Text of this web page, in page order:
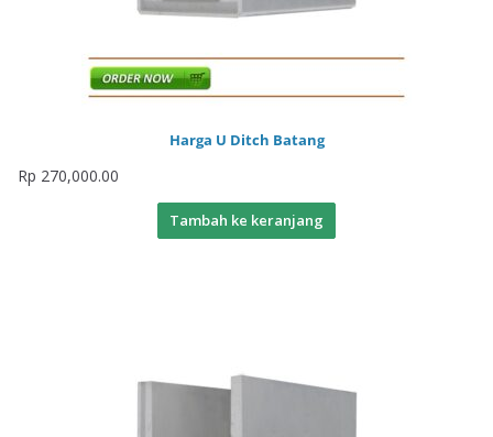
Harga U Ditch Batang
Rp 270,000.00
Tambah ke keranjang